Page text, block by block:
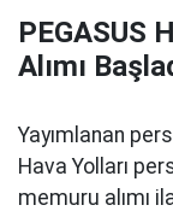
PEGASUS
Alımı
Yayımlanan
Hava Yolları
memuru alımı